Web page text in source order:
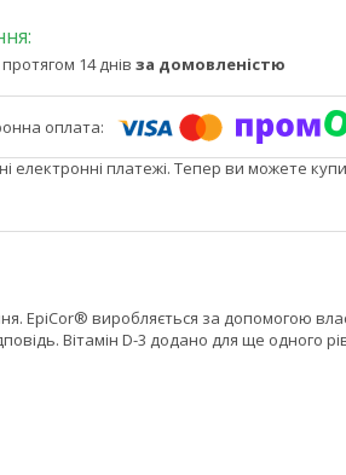
14 днів за домовленістю
електронні платежі. Тепер ви можете
EpiCor® виробляється за допомогою
Вітамін D-3 додано для ще одного